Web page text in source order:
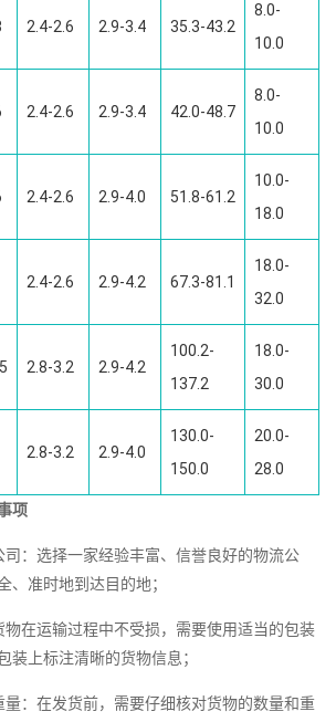
2.4-2.6 2.9-3.4 35.3-43.2
8.0-
10.0
2.4-2.6 2.9-3.4 42.0-48.7
8.0-
10.0
2.4-2.6 2.9-4.0 51.8-61.2
10.0-
18.0
2.4-2.6 2.9-4.2 67.3-81.1
18.0-
32.0
2.8-3.2 2.9-4.2
100.2-
137.2
18.0-
30.0
2.8-3.2 2.9-4.0
130.0-
150.0
20.0-
28.0
项
：选择一家经验丰富、信誉良好的物流公
、准时地到达目的地；
在运输过程中不受损，需要使用适当的包装
装上标注清晰的货物信息；
：在发货前，需要仔细核对货物的数量和重